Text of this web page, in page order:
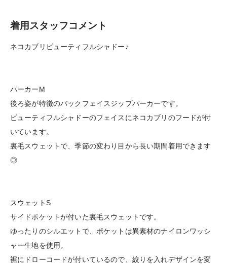
着用スタッフコメント
ネコカブリビューティフルシャドー♪
パーカーM
後ろ姿が特徴のバックフェイスジップパーカーです。
ビューティフルシャドーのフェイスにネコカブリのフードが付
いています。
裏毛スウェットで、季節の変わり目から長い期間着用できます
◎
スウェットS
サイドポケットが付いた裏毛スウェットです。
ゆったりのシルエットで、ポケットは異素材のナイロンワッシ
ャー生地を使用。
裾にドローコードが付いているので、絞りを入れデザインを変